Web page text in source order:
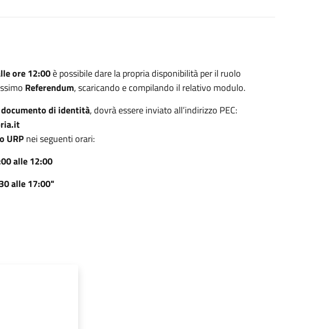
ore 12:00è possibile dare la propria disponibilità per il ruolo
Referendum, scaricando e compilando il relativo modulo.
di identità, dovrà essere inviato all’indirizzo PEC:
URPnei seguenti orari:
alle 12:00
alle 17:00"